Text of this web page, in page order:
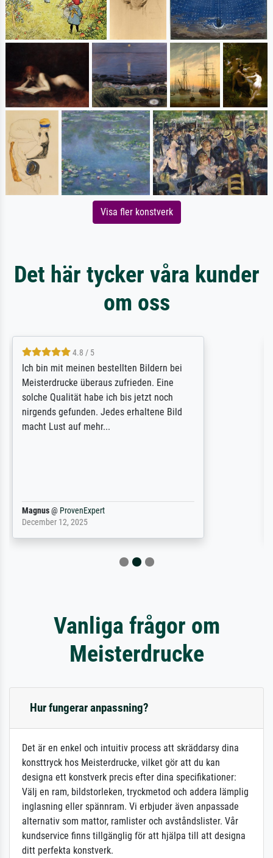
Visa fler konstverk
Det här tycker våra kunder
om oss
Rundum positive Erfahrung. Die Ausführung
des Auftrags hat eine Weile gedauert, die
angekündigte Lieferzeit wurde aber
letztlich sogar etwas unterschritten. Die
Qualität des Papiers und des Drucks
Dr. @ProvenExpert
February 3, 2026
Vanliga frågor om
Meisterdrucke
Hur fungerar anpassning?
Det är en enkel och intuitiv process att skräddarsy dina
konsttryck hos Meisterdrucke, vilket gör att du kan
designa ett konstverk precis efter dina specifikationer:
Välj en ram, bildstorleken, tryckmetod och addera lämplig
inglasning eller spännram. Vi erbjuder även anpassade
alternativ som mattor, ramlister och avståndslister. Vår
kundservice finns tillgänglig för att hjälpa till att designa
ditt perfekta konstverk.